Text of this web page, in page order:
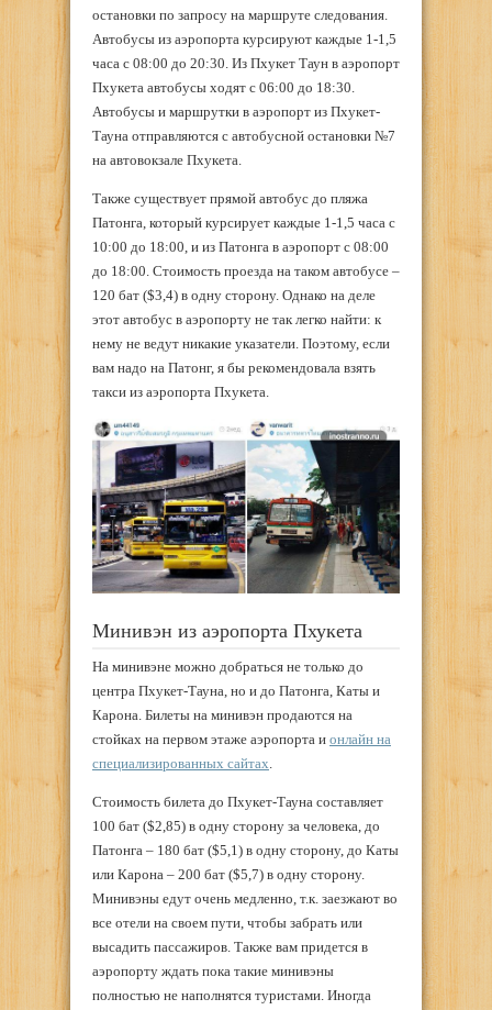
остановки по запросу на маршруте следования.
Автобусы из аэропорта курсируют каждые 1-1,5
часа с 08:00 до 20:30. Из Пхукет Таун в аэропорт
Пхукета автобусы ходят с 06:00 до 18:30.
Автобусы и маршрутки в аэропорт из Пхукет-
Тауна отправляются с автобусной остановки №7
на автовокзале Пхукета.
Также существует прямой автобус до пляжа
Патонга, который курсирует каждые 1-1,5 часа с
10:00 до 18:00, и из Патонга в аэропорт с 08:00
до 18:00. Стоимость проезда на таком автобусе –
120 бат ($3,4) в одну сторону. Однако на деле
этот автобус в аэропорту не так легко найти: к
нему не ведут никакие указатели. Поэтому, если
вам надо на Патонг, я бы рекомендовала взять
такси из аэропорта Пхукета.
Минивэн из аэропорта Пхукета
На минивэне можно добраться не только до
центра Пхукет-Тауна, но и до Патонга, Каты и
Карона. Билеты на минивэн продаются на
стойках на первом этаже аэропорта и онлайн на
специализированных сайтах.
Стоимость билета до Пхукет-Тауна составляет
100 бат ($2,85) в одну сторону за человека, до
Патонга – 180 бат ($5,1) в одну сторону, до Каты
или Карона – 200 бат ($5,7) в одну сторону.
Минивэны едут очень медленно, т.к. заезжают во
все отели на своем пути, чтобы забрать или
высадить пассажиров. Также вам придется в
аэропорту ждать пока такие минивэны
полностью не наполнятся туристами. Иногда